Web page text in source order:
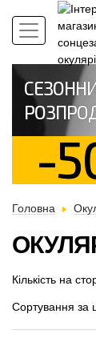
-
Головна
Кількість на
Сортування за